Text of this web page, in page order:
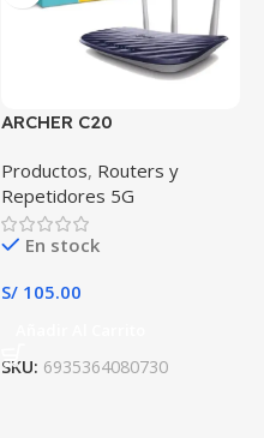
ARCHER C20
Productos, Routers y
Repetidores 5G
En stock
S/ 105.00
SKU: 6935364080730